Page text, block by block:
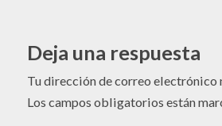
Deja una respuesta
Tu dirección de correo electrónico
Los campos obligatorios están